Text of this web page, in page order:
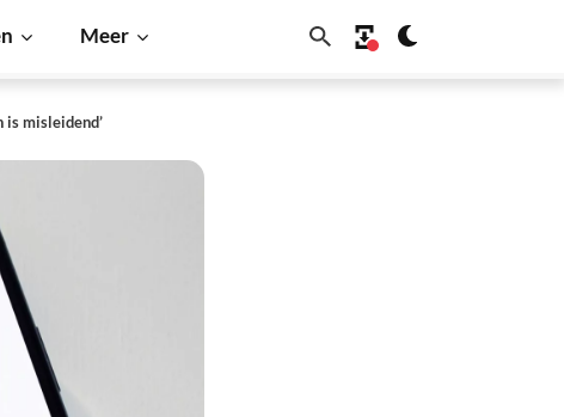
Meer
is misleidend’